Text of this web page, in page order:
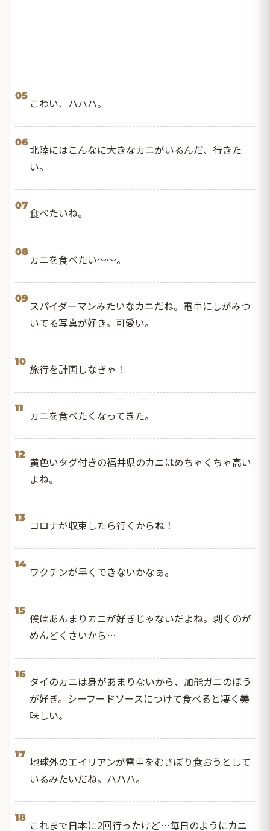
05
こわい、ハハハ。
06
北陸にはこんなに大きなカニがいるんだ、行きた
い。
07
食べたいね。
08
カニを食べたい〜〜。
09
スパイダーマンみたいなカニだね。電車にしがみつ
いてる写真が好き。可愛い。
10
旅行を計画しなきゃ！
11
カニを食べたくなってきた。
12
黄色いタグ付きの福井県のカニはめちゃくちゃ高い
よね。
13
コロナが収束したら行くからね！
14
ワクチンが早くできないかなぁ。
15
僕はあんまりカニが好きじゃないだよね。剥くのが
めんどくさいから…
16
タイのカニは身があまりないから、加能ガニのほう
が好き。シーフードソースにつけて食べると凄く美
味しい。
17
地球外のエイリアンが電車をむさぼり食おうとして
いるみたいだね。ハハハ。
18
これまで日本に2回行ったけど…毎日のようにカニ